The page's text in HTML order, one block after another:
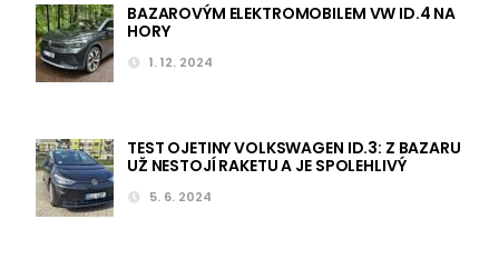
BAZAROVÝM ELEKTROMOBILEM VW ID.4 NA
HORY
1. 12. 2024
TEST OJETINY VOLKSWAGEN ID.3: Z BAZARU
UŽ NESTOJÍ RAKETU A JE SPOLEHLIVÝ
5. 6. 2024